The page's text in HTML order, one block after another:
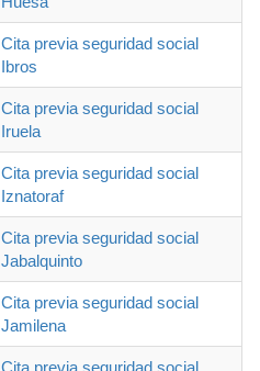
Cita previa seguridad social
Ibros
Cita previa seguridad social
Iruela
Cita previa seguridad social
Iznatoraf
Cita previa seguridad social
Jabalquinto
Cita previa seguridad social
Jamilena